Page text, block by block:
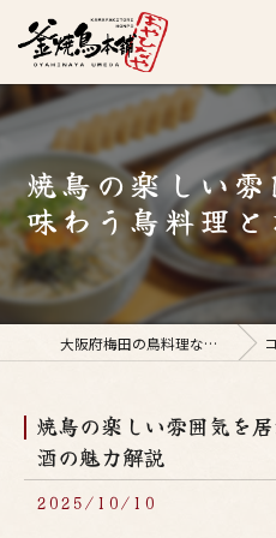
焼鳥の楽しい
味わう鳥料理
大阪府梅田の鳥料理なら釜焼鳥本舗おやひなや 梅田店 コラム
焼鳥の楽しい雰囲気を
酒の魅力解説
2025/10/10